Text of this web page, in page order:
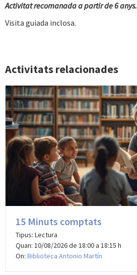
Activitat recomanada a partir de 6 anys.
Visita guiada inclosa.
Activitats relacionades
15 Minuts comptats
Tipus: Lectura
Quan: 10/08/2026 de 18:00 a 18:15 h
On: Biblioteca Antonio Martín